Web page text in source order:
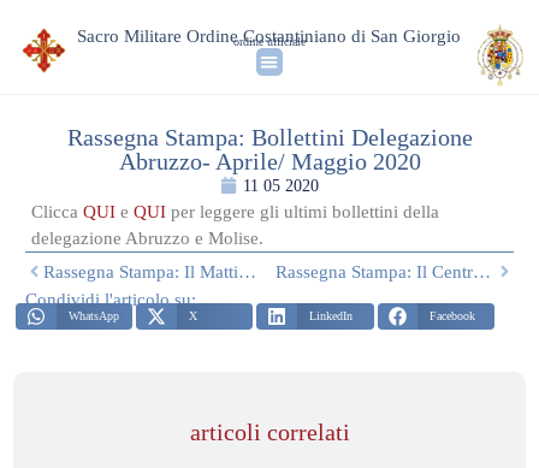
Sacro Militare Ordine Costantiniano di San Giorgio
ordine ufficiale
Rassegna Stampa: Bollettini Delegazione
Abruzzo- Aprile/ Maggio 2020
11 05 2020
CliccaQUI eQUIper leggere gli ultimi bollettini della
delegazione Abruzzo e Molise.
Rassegna Stampa: Il Mattino – 10 Maggio 2020
Rassegna Stampa: Il Centro – 8 Maggio 2020
Condividi l'articolo su:
WhatsApp X LinkedIn Facebook
articoli correlati